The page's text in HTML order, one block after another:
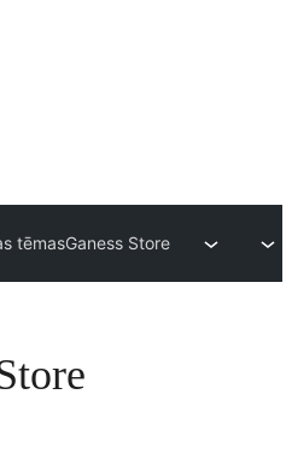
tēmasGaness Store